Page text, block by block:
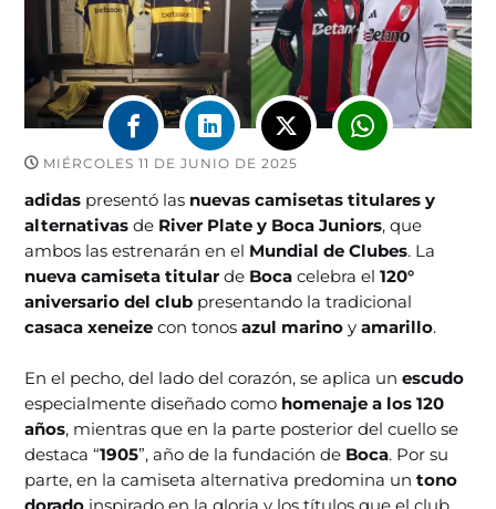
MIÉRCOLES 11 DE JUNIO DE 2025
adidas presentó las nuevas camisetas titulares y
alternativas de River Plate y Boca Juniors, que
ambos las estrenarán en el Mundial de Clubes. La
nueva camiseta titular de Boca celebra el120°
aniversario del club presentando la tradicional
casaca xeneize con tonosazul marino yamarillo.
En el pecho, del lado del corazón, se aplica unescudo
especialmente diseñado como homenaje a los 120
años, mientras que en la parte posterior del cuello se
destaca “1905”, año de la fundación de Boca. Por su
parte, en la camiseta alternativa predomina untono
dorado inspirado en la gloria y los títulos que el club